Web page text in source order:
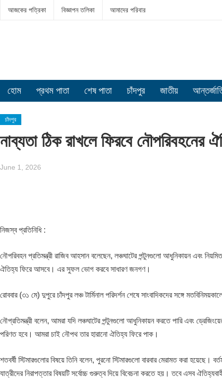
আজকের পত্রিকা বিজ্ঞাপন তলিকা আমাদের পরিবার
হোম প্রথম পাতা শেষ পাতা চাঁদপুর জাতীয়
চাঁদপুর
নাব্যতা ঠিক রাখলে ফিরবে নৌপরিবহনের
June 1, 2026
নিজস্ব প্রতিনিধি :
নৌপরিবহন প্রতিমন্ত্রী রাজিব আহসান বলেছেন, লঞ্চঘাটের পন্টুনগুলো আধুনিকায়ন এবং
ঐতিহ্য ফিরে আসবে। এর সুফল ভোগ করবে সাধারণ জনগণ।
রোববার (৩১ মে) দুপুরে চাঁদপুর লঞ্চ টার্মিনাল পরিদর্শন শেষে সাংবাদিকদের সঙ্গে
নৌপ্রতিমন্ত্রী বলেন, আমরা যদি লঞ্চঘাটের পন্টুনগুলো আধুনিকায়ন করতে পারি এবং
পরিণত হবে। আমরা চাই নৌপথ তার হারানো ঐতিহ্য ফিরে পাক।
শতবর্ষী স্টিমারগুলোর বিষয়ে তিনি বলেন, পুরনো স্টিমারগুলো বারবার মেরামত করা
যাত্রীদের নিরাপত্তার বিষয়টি সর্বোচ্চ গুরুত্ব দিয়ে বিবেচনা করতে হয়। তবে এসব